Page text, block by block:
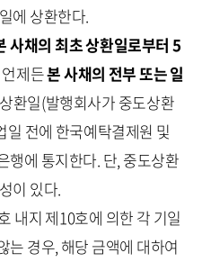
에 상환한다.
사채의 최초 상환일로부터 5
언제든본 사채의 전부 또는 일
환일(발행회사가 중도상환
전에 한국예탁결제원 및
행에 통지한다. 단, 중도상환
이 있다.
내지 제10호에 의한 각 기일
는 경우, 해당 금액에 대하여